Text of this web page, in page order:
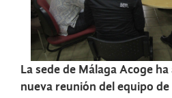
La sede de Málaga Acoge
nueva reunión del equipo